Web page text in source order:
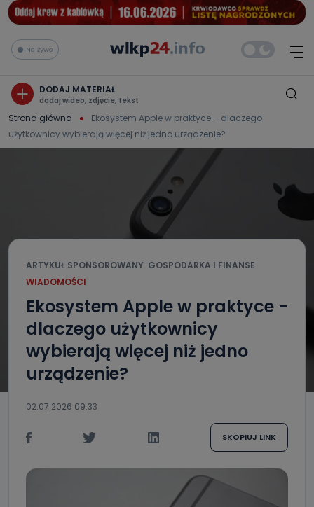
Na żywo
DODAJ MATERIAŁ
dodaj wideo, zdjęcie, tekst
Strona główna
Ekosystem Apple w praktyce – dlaczego
użytkownicy wybierają więcej niż jedno urządzenie?
ARTYKUŁ SPONSOROWANY GOSPODARKA I FINANSE
WIADOMOŚCI
Ekosystem Apple w praktyce -
dlaczego użytkownicy
wybierają więcej niż jedno
urządzenie?
02.07.2026 09:33
SKOPIUJ LINK